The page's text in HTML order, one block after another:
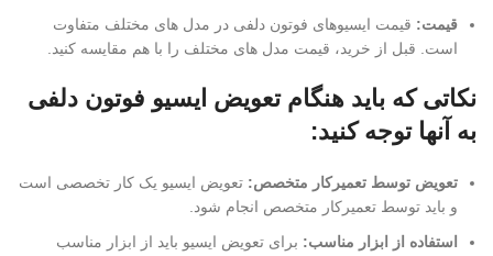
قیمت: قیمت ایسیوهای فوتون دلفی در مدل های مختلف متفاوت
است. قبل از خرید، قیمت مدل های مختلف را با هم مقایسه کنید.
نکاتی که باید هنگام تعویض ایسیو فوتون دلفی
به آنها توجه کنید:
تعویض توسط تعمیرکار متخصص: تعویض ایسیو یک کار تخصصی است
و باید توسط تعمیرکار متخصص انجام شود.
استفاده از ابزار مناسب: برای تعویض ایسیو باید از ابزار مناسب